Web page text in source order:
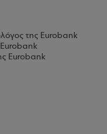
της Eurobank
Eurobank
Eurobank